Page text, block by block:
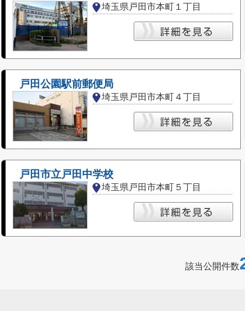
埼玉県戸田市本町１丁目
戸田公園駅前郵便局
埼玉県戸田市本町４丁目
戸田市立戸田中学校
埼玉県戸田市本町５丁目
該当公開件数